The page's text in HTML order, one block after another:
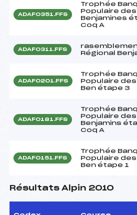
ADAF0351.FFS
Trophée
Populaire
Benjamines
Coq A
ADAF0311.FFS
Régional
ADAF0201.FFS
Trophée
Populaire
Ben étape 3
ADAF0181.FFS
Trophée
Populaire
Benjamins
Coq A
ADAF0151.FFS
Trophée
Populaire
Ben étape 1
Résultats Alpin 2010